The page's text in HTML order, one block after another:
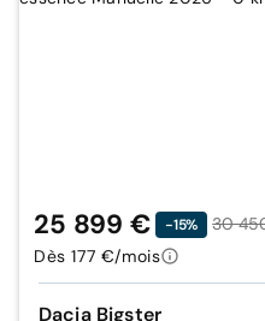
Dacia Bigster
25 899 € -15%
30
Dès 177 €/mois